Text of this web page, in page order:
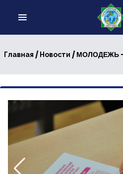
Главная / Новости / МОЛОДЕЖЬ – ОПОРА ОТЧИЗНЫ: